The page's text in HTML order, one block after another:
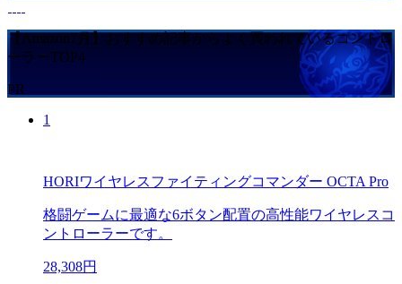
【Amazon7月】おすすめ記事からよく買われているコントロ
ーラーTOP4
PR
1
HORIワイヤレスファイティングコマンダー OCTA Pro
格闘ゲームに最適な6ボタン配置の高性能ワイヤレスコ
ントローラーです。
28,308円